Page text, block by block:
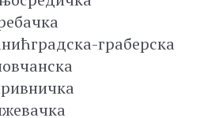
граберска